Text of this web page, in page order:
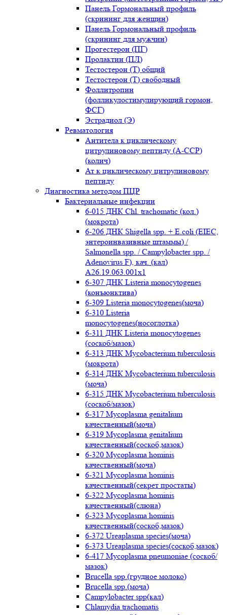
Панель Гормональный профиль
(скрининг для женщин)
Панель Гормональный профиль
(скрининг для мужчин)
Прогестерон (ПГ)
Пролактин (ПЛ)
Тестостерон (Т) общий
Тестостерон (Т) свободный
Фоллитропин
(фолликулостимулирующий гормон,
ФСГ)
Эстрадиол (Э)
Ревматология
Антитела к циклическому
цитрулиновому пептиду (A-ССР)
(колич)
Ат к циклическому цитрулиновому
пептиду
Диагностика методом ПЦР
Бактериальные инфекции
6-015 ДНК Chl. trachomatic (кол.)
(мокрота)
6-206 ДНК Shigella spp. + E.coli (EIEC,
энтероинвазивные штаммы) /
Salmonella spp. / Campylobacter spp. /
Adenovirus F), кач. (кал)
A26.19.063.001x1
6-307 ДНК Listeria monocytogenes
(конъюнктива)
6-309 Listeria monocytogenes(моча)
6-310 Listeria
monocytogenes(носоглотка)
6-311 ДНК Listeria monocytogenes
(соскоб/мазок)
6-313 ДНК Mycobacterium tuberculosis
(мокрота)
6-314 ДНК Mycobacterium tuberculosis
(моча)
6-315 ДНК Mycobacterium tuberculosis
(соскоб/мазок)
6-317 Mycoplasma genitalium
качественный(моча)
6-319 Mycoplasma genitalium
качественный(соскоб,мазок)
6-320 Mycoplasma hominis
качественный(моча)
6-321 Mycoplasma hominis
качественный(секрет простаты)
6-322 Mycoplasma hominis
качественный(слюна)
6-323 Mycoplasma hominis
качественный(соскоб,мазок)
6-372 Ureaplasma species(моча)
6-373 Ureaplasma species(соскоб,мазок)
6-417 Mycoplasma pneumoniae (соскоб/
мазок)
Brucella spp.(грудное молоко)
Brucella spp.(моча)
Campylobacter spp(кал)
Chlamydia trachomatis